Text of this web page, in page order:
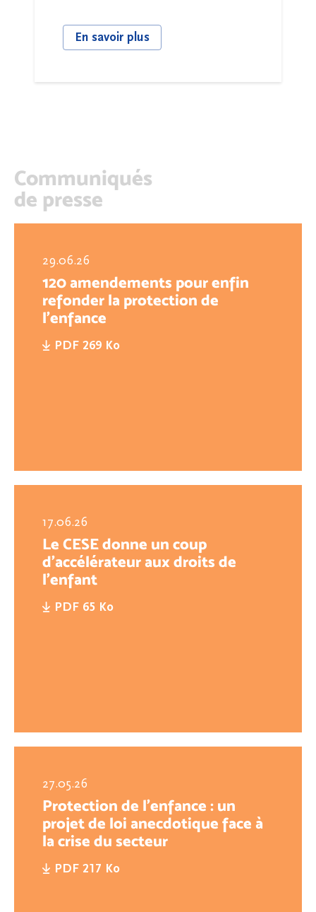
En savoir plus
Communiqués
de presse
29.06.26
120 amendements pour enfin
refonder la protection de
l'enfance
PDF 269 Ko
17.06.26
Le CESE donne un coup
d’accélérateur aux droits de
l’enfant
PDF 65 Ko
27.05.26
Protection de l’enfance : un
projet de loi anecdotique face à
la crise du secteur
PDF 217 Ko